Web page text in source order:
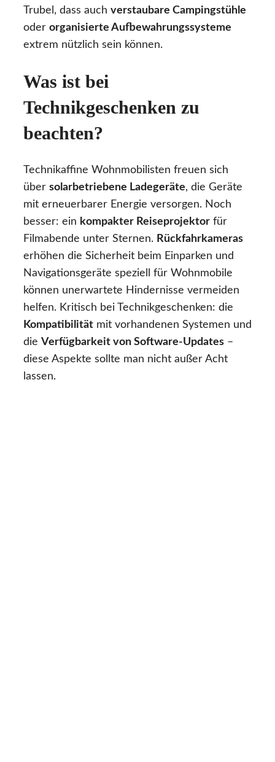
Trubel, dass auch verstaubare Campingstühle
oder organisierte Aufbewahrungssysteme
extrem nützlich sein können.
Was ist bei
Technikgeschenken zu
beachten?
Technikaffine Wohnmobilisten freuen sich
über solarbetriebene Ladegeräte, die Geräte
mit erneuerbarer Energie versorgen. Noch
besser: ein kompakter Reiseprojektor für
Filmabende unter Sternen. Rückfahrkameras
erhöhen die Sicherheit beim Einparken und
Navigationsgeräte speziell für Wohnmobile
können unerwartete Hindernisse vermeiden
helfen. Kritisch bei Technikgeschenken: die
Kompatibilität mit vorhandenen Systemen und
die Verfügbarkeit von Software-Updates –
diese Aspekte sollte man nicht außer Acht
lassen.